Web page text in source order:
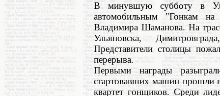
В минувшую субботу в
автомобильным "Гонкам
Владимира Шаманова. На
Ульяновска,
Представители столицы
перерыва.
Первыми награды
стартовавших машин прошли
квартет гонщиков. Среди